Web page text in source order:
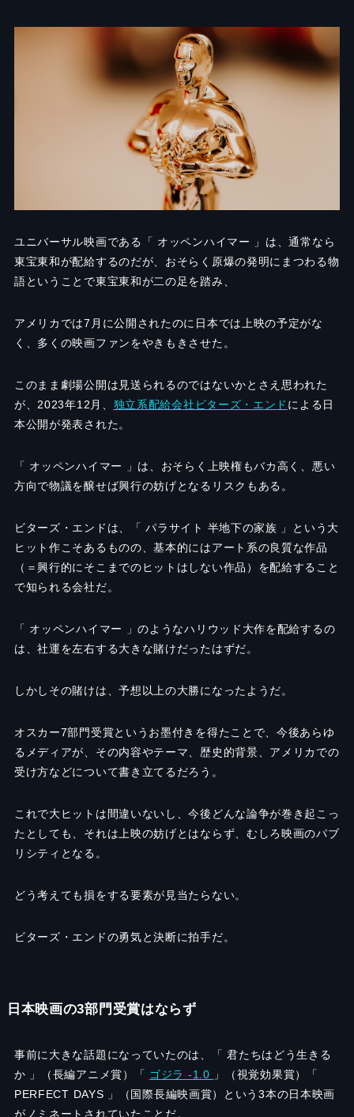
ユニバーサル映画である「 オッペンハイマー 」は、通常なら
東宝東和が配給するのだが、おそらく原爆の発明にまつわる物
語ということで東宝東和が二の足を踏み、
アメリカでは7月に公開されたのに日本では上映の予定がな
く、多くの映画ファンをやきもきさせた。
このまま劇場公開は見送られるのではないかとさえ思われた
が、2023年12月、 独立系配給会社ビターズ・エンド による日
本公開が発表された。
「 オッペンハイマー 」は、おそらく上映権もバカ高く、悪い
方向で物議を醸せば興行の妨げとなるリスクもある。
ビターズ・エンドは、「 パラサイト 半地下の家族 」という大
ヒット作こそあるものの、基本的にはアート系の良質な作品
（＝興行的にそこまでのヒットはしない作品）を配給すること
で知られる会社だ。
「 オッペンハイマー 」のようなハリウッド大作を配給するの
は、社運を左右する大きな賭けだったはずだ。
しかしその賭けは、予想以上の大勝になったようだ。
オスカー7部門受賞というお墨付きを得たことで、今後あらゆ
るメディアが、その内容やテーマ、歴史的背景、アメリカでの
受け方などについて書き立てるだろう。
これで大ヒットは間違いないし、今後どんな論争が巻き起こっ
たとしても、それは上映の妨げとはならず、むしろ映画のパブ
リシティとなる。
どう考えても損をする要素が見当たらない。
ビターズ・エンドの勇気と決断に拍手だ。
日本映画の3部門受賞はならず
事前に大きな話題になっていたのは、「 君たちはどう生きる
か 」（長編アニメ賞）「 ゴジラ -1.0
」（視覚効果賞）「
PERFECT DAYS 」（国際長編映画賞）という3本の日本映画
がノミネートされていたことだ。